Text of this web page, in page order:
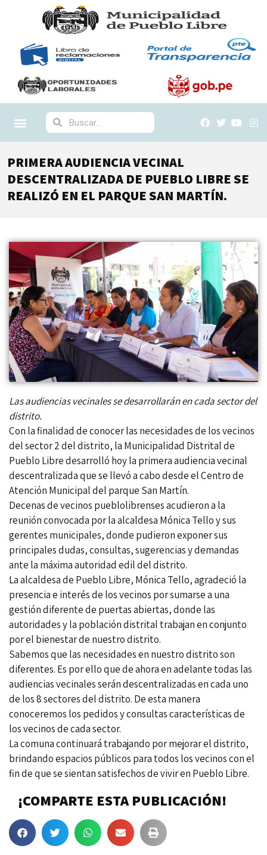
PRIMERA AUDIENCIA VECINAL
DESCENTRALIZADA DE PUEBLO LIBRE SE
REALIZÓ EN EL PARQUE SAN MARTÍN.
Las audiencias vecinales se desarrollarán en cada sector del
distrito.
Con la finalidad de conocer las necesidades de los vecinos
del sector 2 del distrito, la Municipalidad Distrital de
Pueblo Libre desarrolló hoy la primera audiencia vecinal
descentralizada que se llevó a cabo desde el Centro de
Atención Municipal del parque San Martín.
Decenas de vecinos pueblolibrenses acudieron a la
reunión convocada por la alcaldesa Mónica Tello y sus
gerentes municipales, donde pudieron exponer sus
principales dudas, consultas, sugerencias y demandas
ante la máxima autoridad edil del distrito.
La alcaldesa de Pueblo Libre, Mónica Tello, agradeció la
presencia e interés de los vecinos por sumarse a una
gestión diferente de puertas abiertas, donde las
autoridades y la población distrital trabajan en conjunto
por el bienestar de nuestro distrito.
Sabemos que las necesidades en nuestro distrito son
diferentes. Es por ello que de ahora en adelante todas las
audiencias vecinales serán descentralizadas en cada uno
de los 8 sectores del distrito. De esta manera
conoceremos los pedidos y consultas características de
los vecinos de cada sector.
La comuna continuará trabajando por mejorar el distrito,
brindando espacios públicos para todos los vecinos con el
fin de que se sientan satisfechos de vivir en Pueblo Libre.
¡COMPARTE ESTA PUBLICACIÓN!